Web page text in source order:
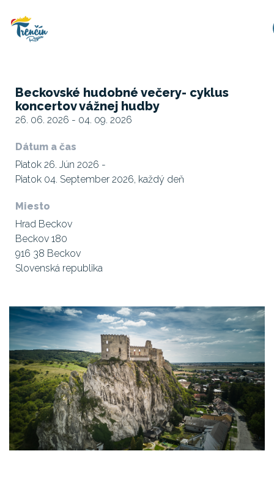
Beckovské hudobné večery- cyklus
koncertov vážnej hudby
26. 06. 2026 - 04. 09. 2026
Dátum a čas
Piatok 26. Jún 2026 -
Piatok 04. September 2026, každý deň
Miesto
Hrad Beckov
Beckov 180
916 38 Beckov
Slovenská republika